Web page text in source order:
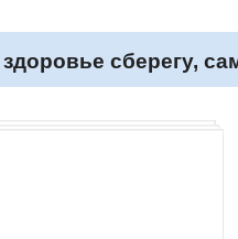
сберегу,